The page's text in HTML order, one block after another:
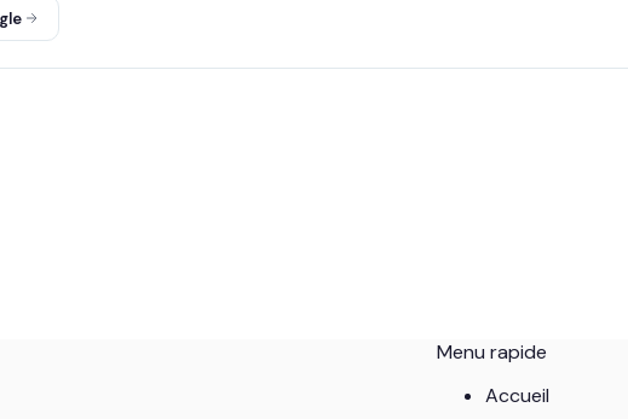
Menu rapide
Accueil